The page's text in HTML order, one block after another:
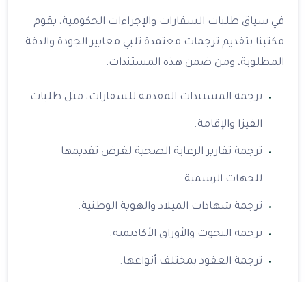
في سياق طلبات السفارات والإجراءات الحكومية، يقوم
مكتبنا بتقديم ترجمات معتمدة تلبي معايير الجودة والدقة
المطلوبة، ومن ضمن هذه المستندات:
ترجمة المستندات المقدمة للسفارات، مثل طلبات
الفيزا والإقامة.
ترجمة تقارير الرعاية الصحية لغرض تقديمها
للجهات الرسمية.
ترجمة شهادات الميلاد والهوية الوطنية.
ترجمة البحوث والأوراق الأكاديمية.
ترجمة العقود بمختلف أنواعها.